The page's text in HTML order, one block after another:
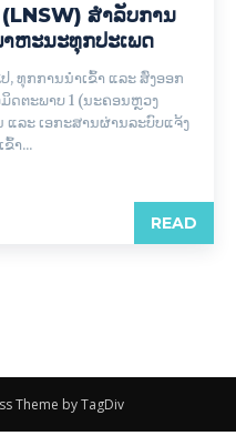
ສຳລັບການ
ຫະນະທຸກປະເພດ
, ທຸກການນໍາເຂົ້າ ແລະ ສົ່ງອອກ
ດຕະພາບ 1 (ນະຄອນຫຼວງ
ແລະ ເອກະສານຜ່ານລະບົບແຈ້ງ
ນນຳເຂົ້າ...
READ
Theme by TagDiv